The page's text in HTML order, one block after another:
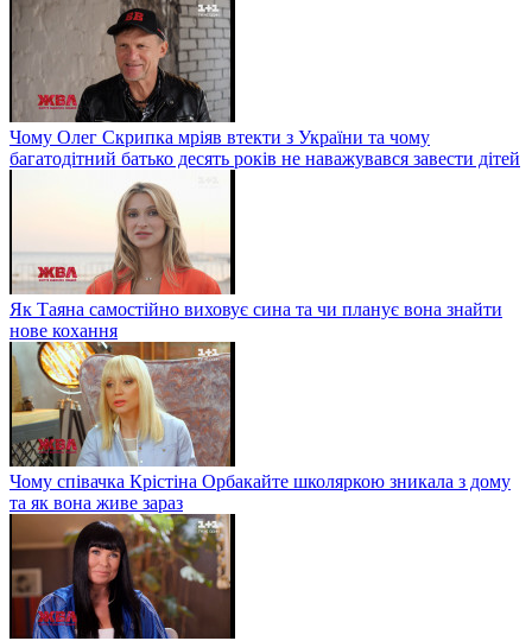
Чому Олег Скрипка мріяв втекти з України та чому
багатодітний батько десять років не наважувався завести дітей
Як Таяна самостійно виховує сина та чи планує вона знайти
нове кохання
Чому співачка Крістіна Орбакайте школяркою зникала з дому
та як вона живе зараз